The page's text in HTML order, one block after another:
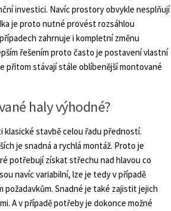
investici. Navíc prostory obvykle nesplňují
je proto nutné provést rozsáhlou
zahrnuje i kompletní změnu
řešením proto často je postavení vlastní
přitom stávají stále oblíbenější montované
haly výhodné?
klasické stavbě celou řadu předností.
je snadná a rychlá montáž. Proto je
potřebují získat střechu nad hlavou co
navíc variabilní, lze je tedy v případě
Snadné je také zajistit jejich
A v případě potřeby je dokonce možné